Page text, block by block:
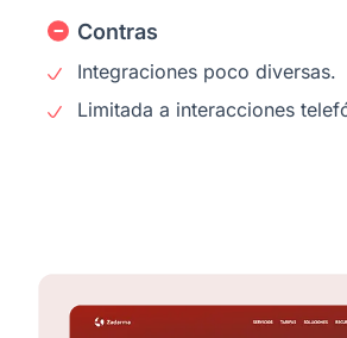
Contras
Integraciones poco diversas.
Limitada a interacciones